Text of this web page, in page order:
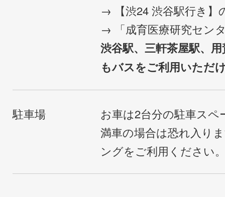
→ 【渋24 渋谷駅行き】
→ 「成育医療研究セン
渋谷駅、三軒茶屋駅、
もバスをご利用いただ
駐車場
お車は2台分の駐車ス
満車の場合は恐れ入り
ングをご利用ください